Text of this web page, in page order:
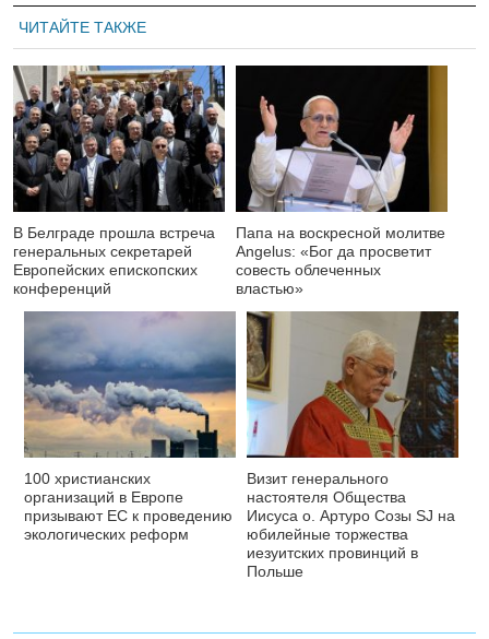
ЧИТАЙТЕ ТАКЖЕ
В Белграде прошла встреча
генеральных секретарей
Европейских епископских
конференций
Папа на воскресной молитве
Angelus: «Бог да просветит
совесть облеченных
властью»
100 христианских
организаций в Европе
призывают ЕС к проведению
экологических реформ
Визит генерального
настоятеля Общества
Иисуса о. Артуро Созы SJ на
юбилейные торжества
иезуитских провинций в
Польше